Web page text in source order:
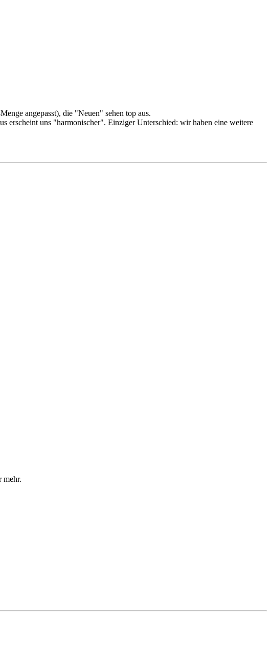
angepasst), die "Neuen" sehen top aus.
uns "harmonischer". Einziger Unterschied: wir haben eine weitere
mehr.